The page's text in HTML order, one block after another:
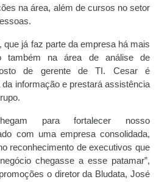
na área, além de cursos no setor
que já faz parte da empresa há mais
também na área de análise de
de gerente de TI. Cesar é
informação e prestará assistência
para fortalecer nosso
com uma empresa consolidada,
reconhecimento de executivos que
chegasse a esse patamar”,
o diretor da Bludata, José